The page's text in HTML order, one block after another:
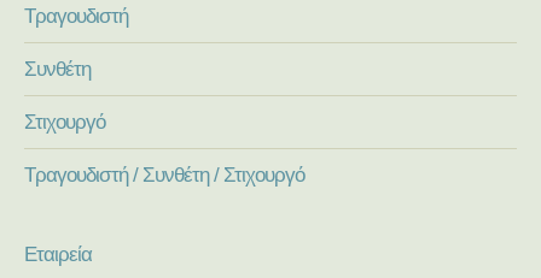
Τραγουδιστή
Συνθέτη
Στιχουργό
Τραγουδιστή / Συνθέτη / Στιχουργό
Εταιρεία